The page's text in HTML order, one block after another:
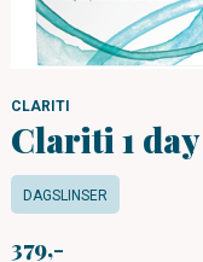
CLARITI
Clariti 1
DAGSLINSER
379